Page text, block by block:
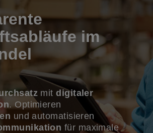
im
mitdigitaler
. Optimieren
und automatisieren
für maximale